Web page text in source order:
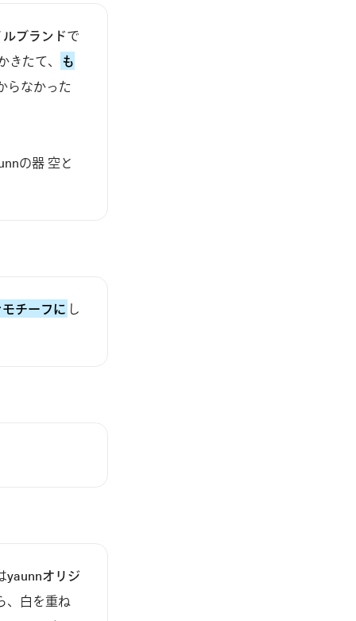
ブランドで
きたて、
も
らなかった
の器 空と
チーフに し
yaunnオリジ
、白を重ね